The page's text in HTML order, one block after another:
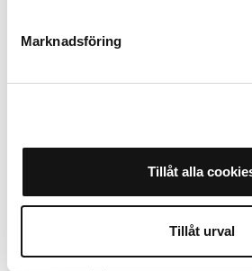
Marknadsföring
Tillåt alla
Tillåt urval
Light Beige
Wavy
Light